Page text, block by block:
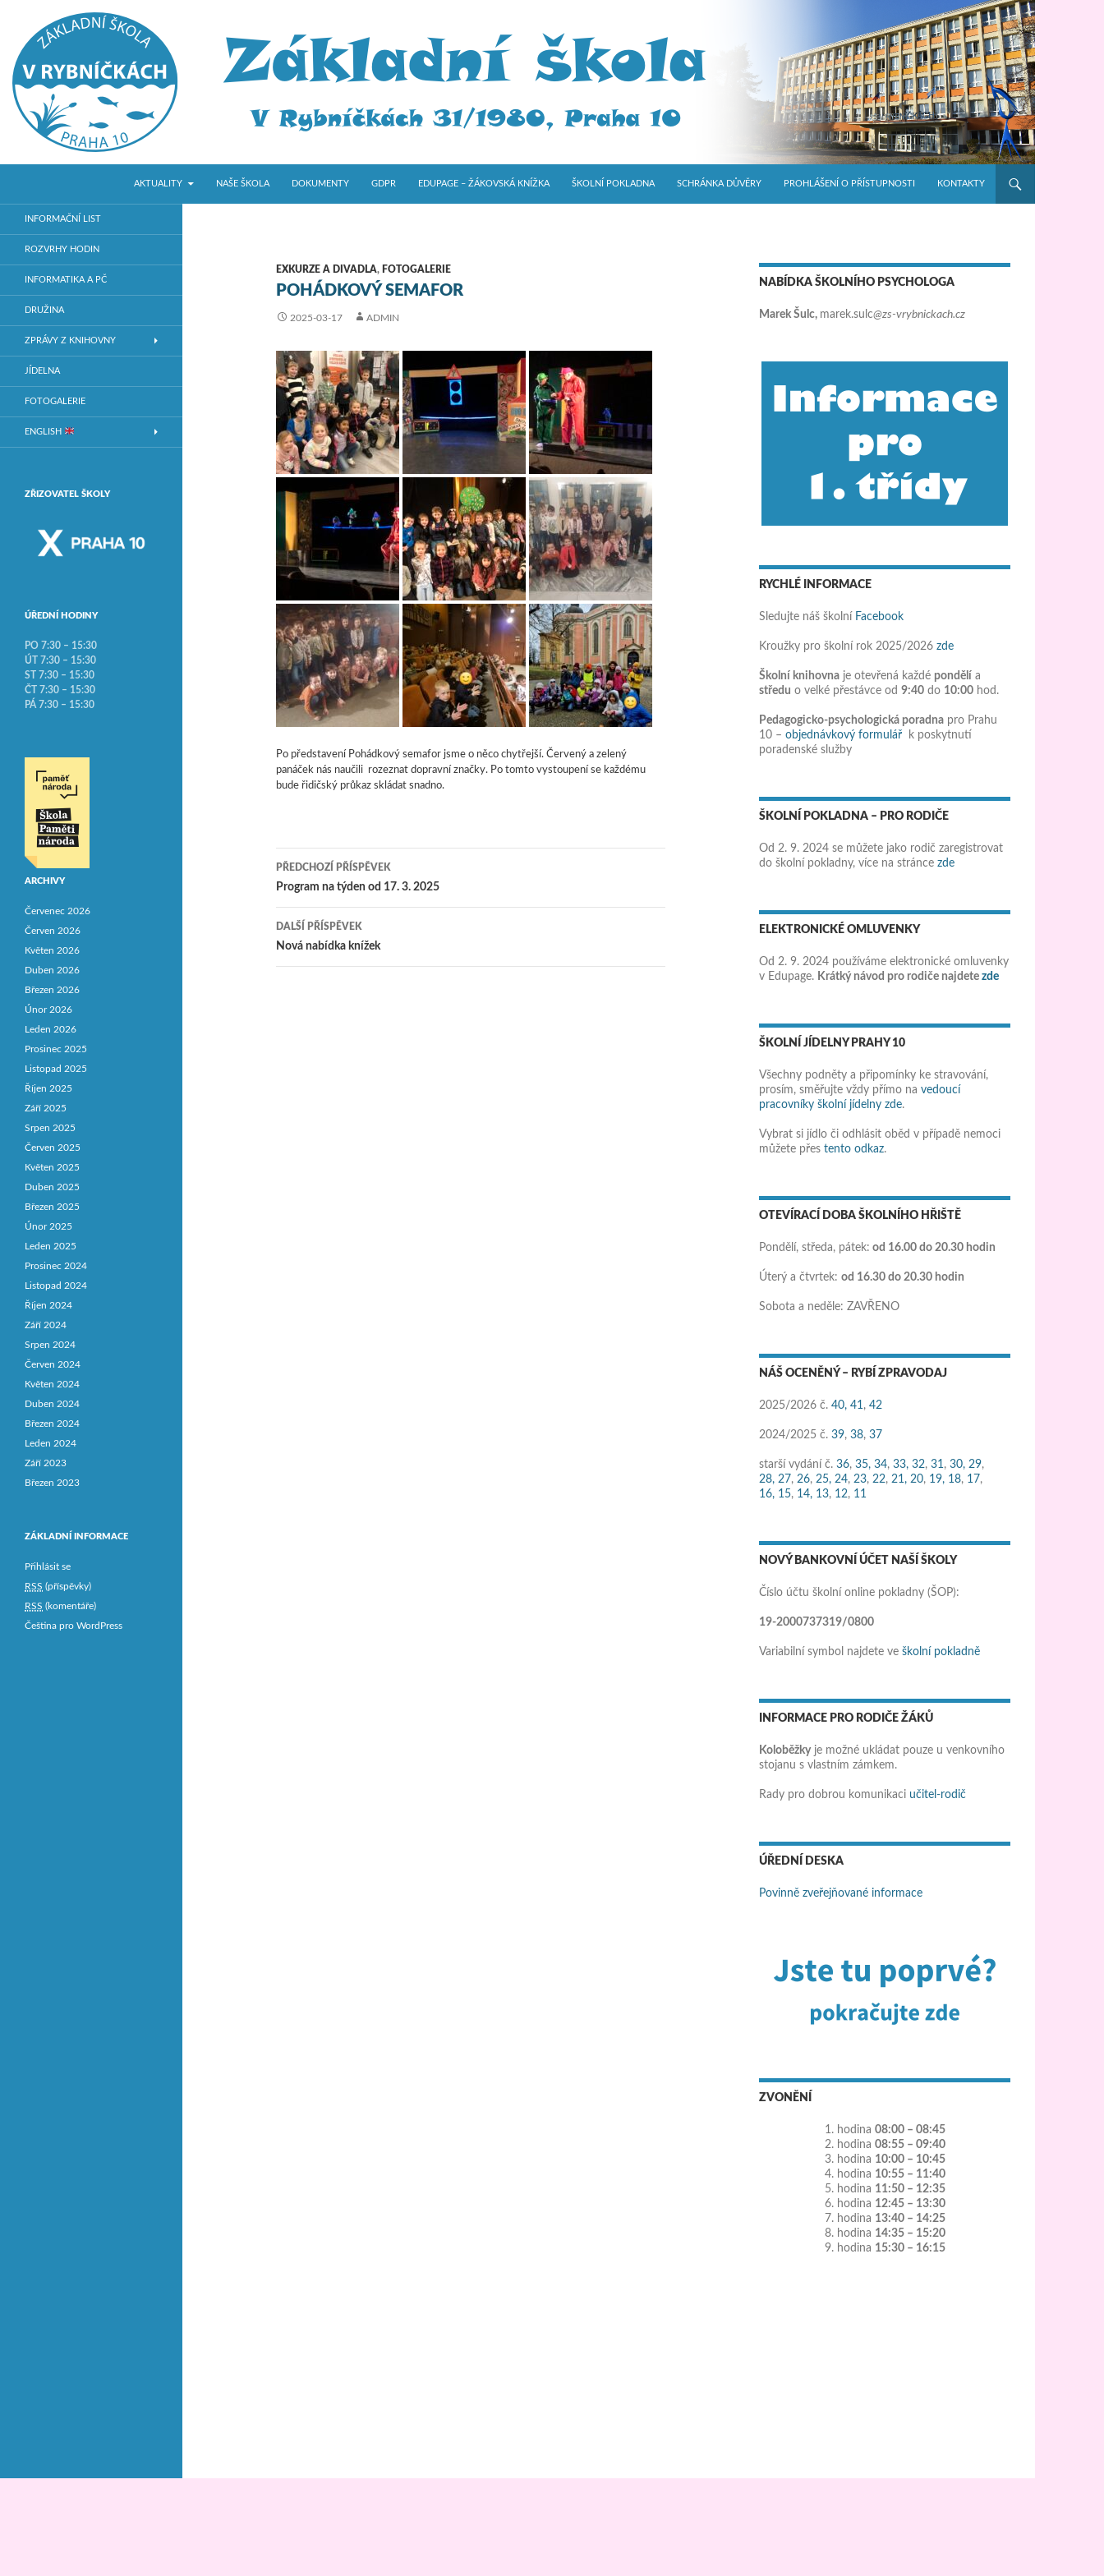
ZŠ V RybníčkáchAKTUALITY
NAŠE ŠKOLA DOKUMENTY GDPR EDUPAGE – ŽÁKOVSKÁ KNÍŽKA ŠKOLNÍ POKLADNA SCHRÁNKA DŮVĚRY PROHLÁŠENÍ O PŘÍSTUPNOSTI KONTAKTY
EXKURZE A DIVADLA, FOTOGALERIE
POHÁDKOVÝ SEMAFOR
2025-03-17 ADMIN
Po představení Pohádkový semafor jsme o něco chytřejší. Červený a zelený
panáček nás naučili rozeznat dopravní značky. Po tomto vystoupení se každému
bude řidičský průkaz skládat snadno.
Navigace pro příspěvky
PŘEDCHOZÍ PŘÍSPĚVEK
Program na týden od 17. 3. 2025
DALŠÍ PŘÍSPĚVEK
Nová nabídka knížek
NABÍDKA ŠKOLNÍHO PSYCHOLOGA
Marek Šulc, marek.sulc@zs-vrybnickach.cz
RYCHLÉ INFORMACE
Sledujte náš školní Facebook
Kroužky pro školní rok 2025/2026 zde
Školní knihovna je otevřená každé pondělí a
středu o velké přestávce od 9:40 do 10:00 hod.
Pedagogicko-psychologická poradna pro Prahu
10 – objednávkový formulář k poskytnutí
poradenské služby
ŠKOLNÍ POKLADNA – PRO RODIČE
Od 2. 9. 2024 se můžete jako rodič zaregistrovat
do školní pokladny, více na stránce zde
ELEKTRONICKÉ OMLUVENKY
Od 2. 9. 2024 používáme elektronické omluvenky
v Edupage. Krátký návod pro rodiče najdete zde
ŠKOLNÍ JÍDELNY PRAHY 10
Všechny podněty a připomínky ke stravování,
prosím, směřujte vždy přímo na vedoucí
pracovníky školní jídelny zde.
Vybrat si jídlo či odhlásit oběd v případě nemoci
můžete přes tento odkaz.
OTEVÍRACÍ DOBA ŠKOLNÍHO HŘIŠTĚ
Pondělí, středa, pátek: od 16.00 do 20.30 hodin
Úterý a čtvrtek: od 16.30 do 20.30 hodin
Sobota a neděle: ZAVŘENO
NÁŠ OCENĚNÝ – RYBÍ ZPRAVODAJ
2025/2026 č. 40, 41, 42
2024/2025 č. 39, 38, 37
starší vydání č. 36, 35, 34, 33, 32, 31, 30, 29,
28, 27, 26, 25, 24, 23, 22, 21, 20, 19, 18, 17,
16, 15, 14, 13, 12, 11
NOVÝ BANKOVNÍ ÚČET NAŠÍ ŠKOLY
Číslo účtu školní online pokladny (ŠOP):
19-2000737319/0800
Variabilní symbol najdete ve školní pokladně
INFORMACE PRO RODIČE ŽÁKŮ
Koloběžkyje možné ukládat pouze u venkovního
stojanu s vlastním zámkem.
Rady pro dobrou komunikaci učitel-rodič
ÚŘEDNÍ DESKA
Povinně zveřejňované informace
ZVONĚNÍ
1. hodina 08:00 – 08:45
2. hodina 08:55 – 09:40
3. hodina 10:00 – 10:45
4. hodina 10:55 – 11:40
5. hodina 11:50 – 12:35
6. hodina 12:45 – 13:30
7. hodina 13:40 – 14:25
8. hodina 14:35 – 15:20
9. hodina 15:30 – 16:15
Základní škola v Praze 10
INFORMAČNÍ LIST
ROZVRHY HODIN
INFORMATIKA A PČ
DRUŽINA
ZPRÁVY Z KNIHOVNY
JÍDELNA
FOTOGALERIE
ENGLISH
ZŘIZOVATEL ŠKOLY
ÚŘEDNÍ HODINY
PO 7:30 – 15:30
ÚT 7:30 – 15:30
ST 7:30 – 15:30
ČT 7:30 – 15:30
PÁ 7:30 – 15:30
ARCHIVY
Červenec 2026
Červen 2026
Květen 2026
Duben 2026
Březen 2026
Únor 2026
Leden 2026
Prosinec 2025
Listopad 2025
Říjen 2025
Září 2025
Srpen 2025
Červen 2025
Květen 2025
Duben 2025
Březen 2025
Únor 2025
Leden 2025
Prosinec 2024
Listopad 2024
Říjen 2024
Září 2024
Srpen 2024
Červen 2024
Květen 2024
Duben 2024
Březen 2024
Leden 2024
Září 2023
Březen 2023
ZÁKLADNÍ INFORMACE
Přihlásit se
RSS (příspěvky)
RSS (komentáře)
Čeština pro WordPress